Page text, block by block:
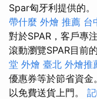
Spar匈牙利提供的。
帶什麼 外燴 推薦 台
對於SPAR，客戶專
滾動瀏覽SPAR目前
堂 外燴 臺北 外燴推
優惠券等於節省資
以免費送貨上門。